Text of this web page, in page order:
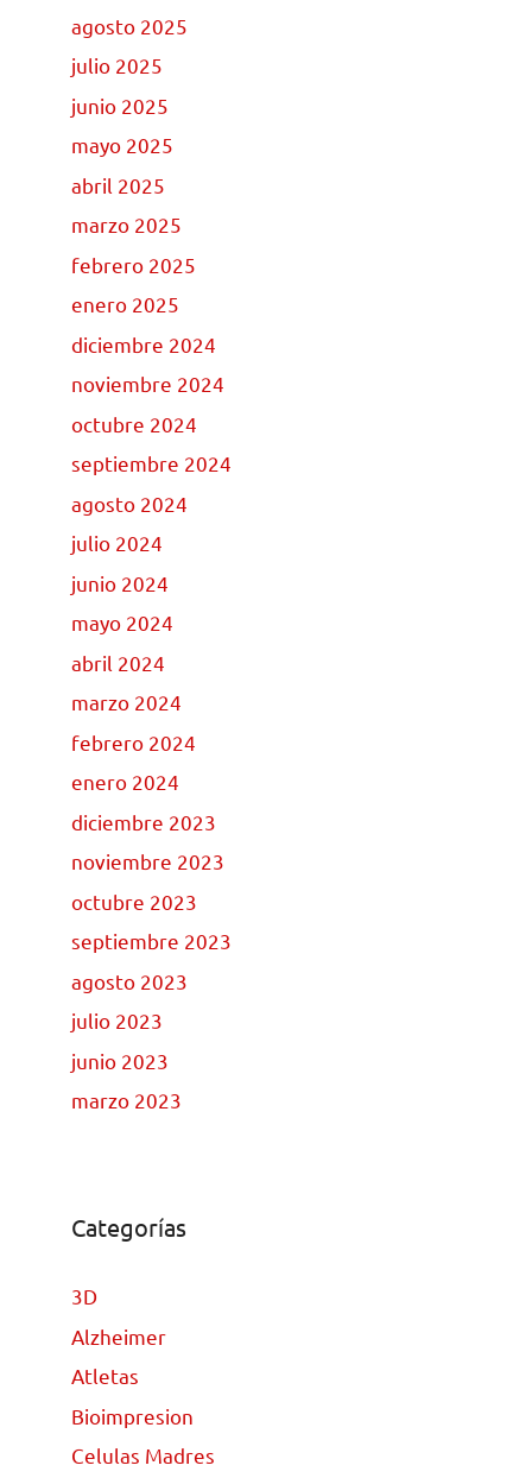
agosto 2025
julio 2025
junio 2025
mayo 2025
abril 2025
marzo 2025
febrero 2025
enero 2025
diciembre 2024
noviembre 2024
octubre 2024
septiembre 2024
agosto 2024
julio 2024
junio 2024
mayo 2024
abril 2024
marzo 2024
febrero 2024
enero 2024
diciembre 2023
noviembre 2023
octubre 2023
septiembre 2023
agosto 2023
julio 2023
junio 2023
marzo 2023
Categorías
3D
Alzheimer
Atletas
Bioimpresion
Celulas Madres